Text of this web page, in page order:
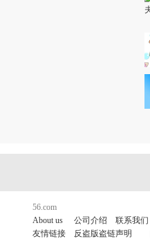
56.com
About us
公司介绍 联系我们
友情链接
反盗版盗链声明